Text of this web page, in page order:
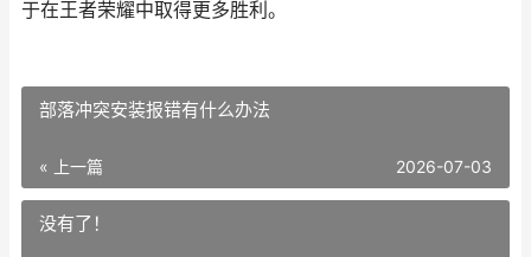
于在王者荣耀中取得更多胜利。
部落冲突安装报错有什么办法
« 上一篇 2026-07-03
没有了！